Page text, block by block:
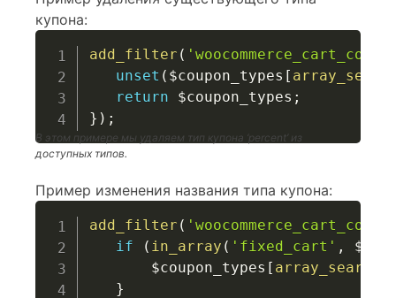
купона:
add_filter (
unset ( $coupon_types [
return
$coupon_types ;
} ) ;
В этом примере мы удаляем тип купона ‘percent’ из
доступных типов.
Пример изменения названия типа купона:
add_filter (
if
( in_array ( 'fixed_cart' ,
$coupon_types [ array_search
}